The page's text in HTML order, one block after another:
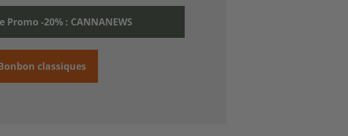
Promo -20% : CANNANEWS
classiques